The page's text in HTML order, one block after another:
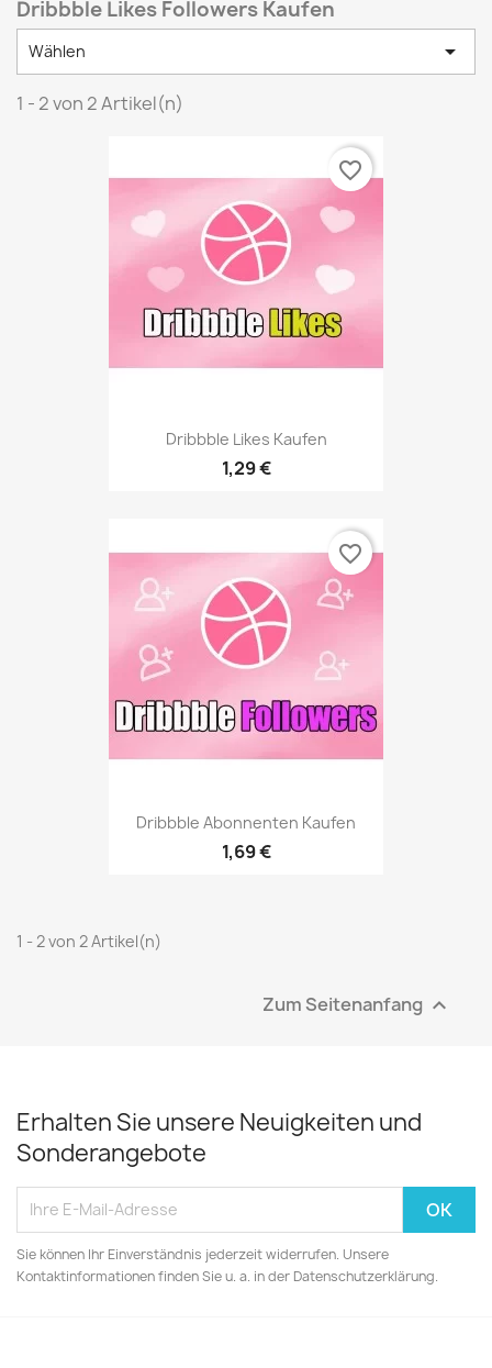
Dribbble Likes Followers Kaufen
Wählen 
1 - 2 von 2 Artikel(n)
Dribbble Likes Kaufen
1,29 €
favorite_border
Dribbble Abonnenten Kaufen
1,69 €
favorite_border
1 - 2 von 2 Artikel(n)
Zum Seitenanfang 
Erhalten Sie unsere Neuigkeiten und
Sonderangebote
Sie können Ihr Einverständnis jederzeit widerrufen. Unsere
Kontaktinformationen finden Sie u. a. in der Datenschutzerklärung.